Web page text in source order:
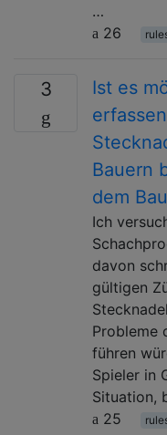
…
26
3
Ist es
Bauern
dem
Ich
davon
gültigen
Probleme
führen
Spieler in
Situation,
25